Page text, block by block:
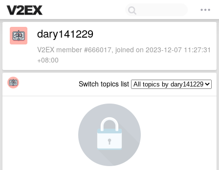
dary141229
V2EX member #666017, joined on 2023-12-07 11:27:31
+08:00
Switch topics list